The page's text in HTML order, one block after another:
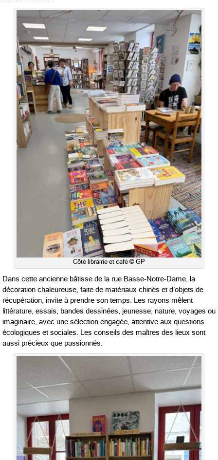
Côté librairie et café © GP
Dans cette ancienne bâtisse de la rue Basse-Notre-Dame, la
décoration chaleureuse, faite de matériaux chinés et d’objets de
récupération, invite à prendre son temps. Les rayons mêlent
littérature, essais, bandes dessinées, jeunesse, nature, voyages ou
imaginaire, avec une sélection engagée, attentive aux questions
écologiques et sociales. Les conseils des maîtres des lieux sont
aussi précieux que passionnés.